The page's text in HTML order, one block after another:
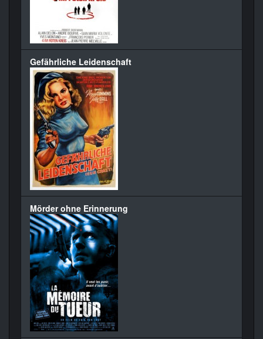
Gefährliche Leidenschaft
Mörder ohne Erinnerung